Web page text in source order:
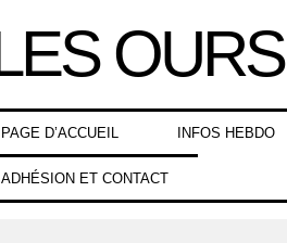
PAGE D’ACCUEIL INFOS HEBDO
ADHÉSION ET CONTACT